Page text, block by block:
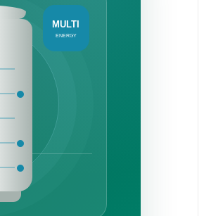
MULTI
ENERGY